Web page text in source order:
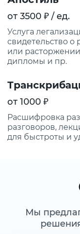
от 3500 ₽ / ед.
Услуга
свидетельство
или
дипломы и пр.
от 1000 ₽
Расшифровка
разговоров,
для быстроты и
Мы